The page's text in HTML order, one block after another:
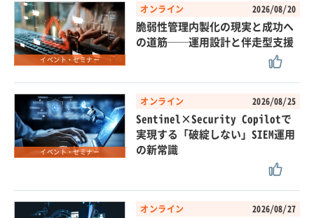
イベント・セミナー
オンライン 2026/08/20
脆弱性管理内製化の現実と成功へ
の道筋──運用設計と伴走型支援
イベント・セミナー
オンライン 2026/08/25
Sentinel×Security Copilotで
実現する「破綻しない」SIEM運用
の新常識
オンライン 2026/08/27